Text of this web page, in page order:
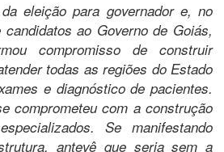
eleição para governador e, no
ao Governo de Goiás,
compromisso de construir
todas as regiões do Estado
e diagnóstico de pacientes.
comprometeu com a construção
Se manifestando
antevê que seria sem a